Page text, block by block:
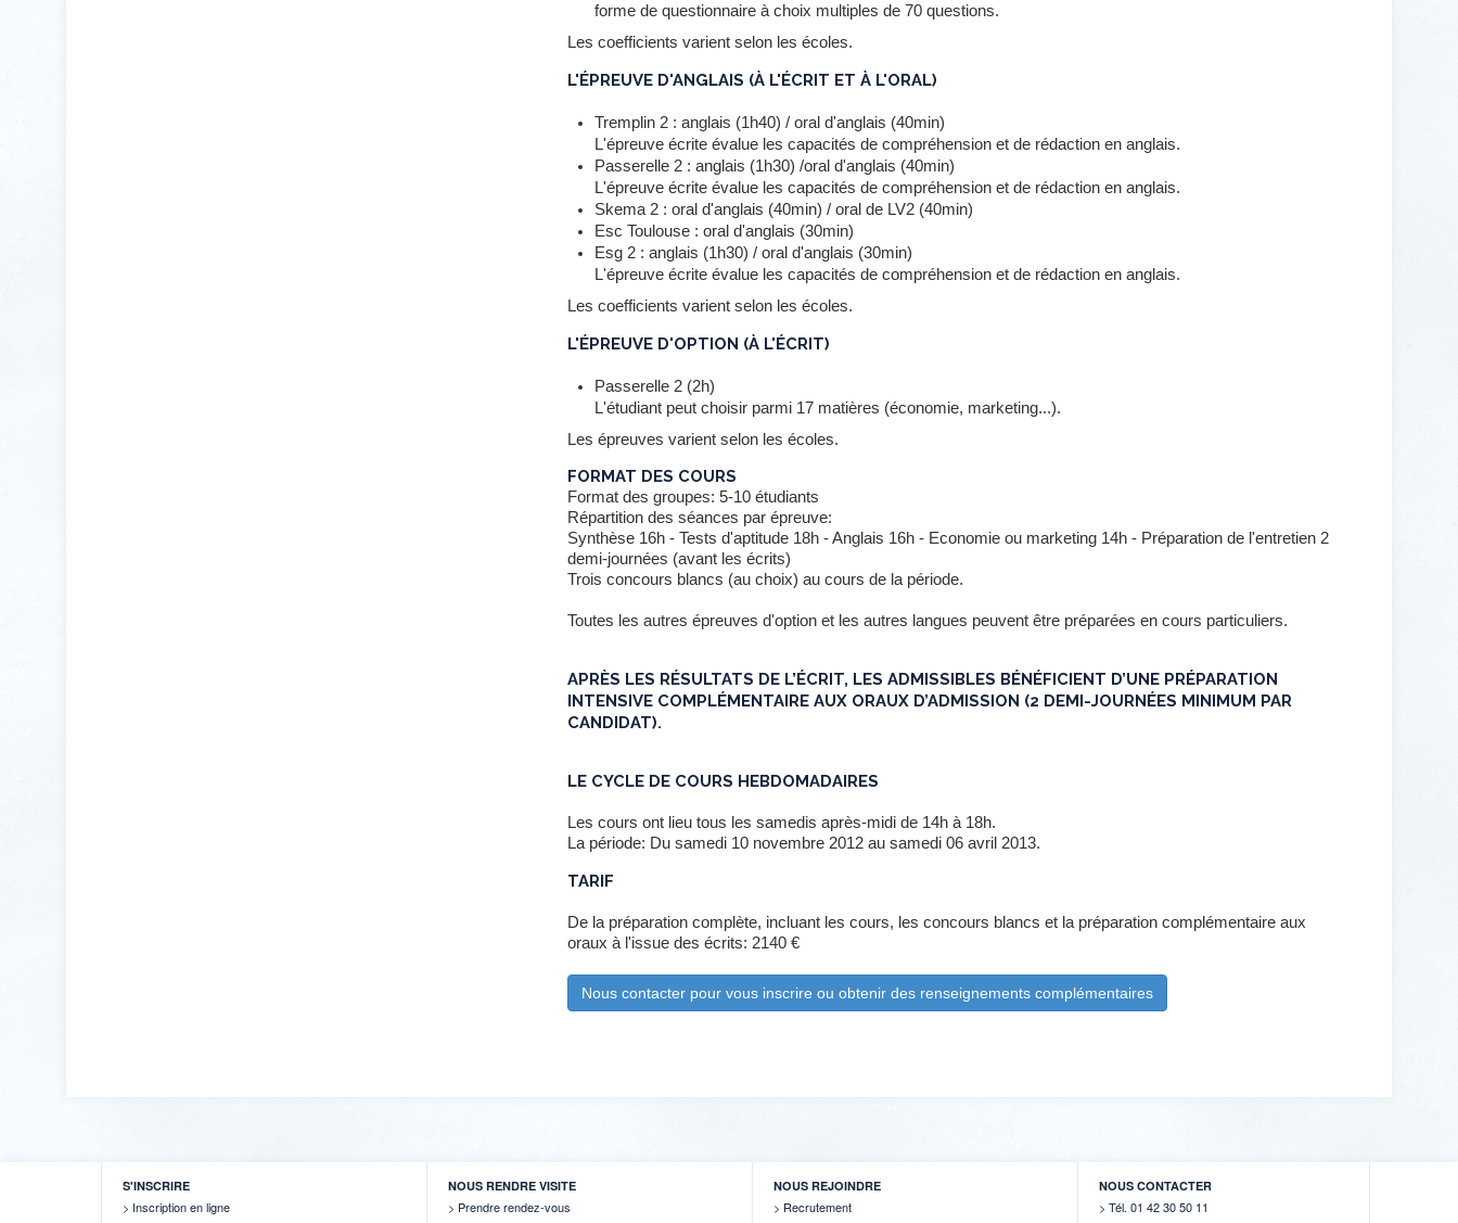
forme de questionnaire à choix multiples de 70 questions.
Les coefficients varient selon les écoles.
L'ÉPREUVE D'ANGLAIS (À L'ÉCRIT ET À L'ORAL)
Tremplin 2 : anglais (1h40) / oral d'anglais (40min)
L'épreuve écrite évalue les capacités de compréhension et de rédaction en anglais.
Passerelle 2 : anglais (1h30) /oral d'anglais (40min)
L'épreuve écrite évalue les capacités de compréhension et de rédaction en anglais.
Skema 2 : oral d'anglais (40min) / oral de LV2 (40min)
Esc Toulouse : oral d'anglais (30min)
Esg 2 : anglais (1h30) / oral d'anglais (30min)
L'épreuve écrite évalue les capacités de compréhension et de rédaction en anglais.
Les coefficients varient selon les écoles.
L'ÉPREUVE D'OPTION (À L'ÉCRIT)
Passerelle 2 (2h)
L'étudiant peut choisir parmi 17 matières (économie, marketing...).
Les épreuves varient selon les écoles.
FORMAT DES COURS
Format des groupes: 5-10 étudiants
Répartition des séances par épreuve:
Synthèse 16h - Tests d'aptitude 18h - Anglais 16h - Economie ou marketing 14h - Préparation de l'entretien 2
demi-journées (avant les écrits)
Trois concours blancs (au choix) au cours de la période.
Toutes les autres épreuves d'option et les autres langues peuvent être préparées en cours particuliers.
APRÈS LES RÉSULTATS DE L’ÉCRIT, LES ADMISSIBLES BÉNÉFICIENT D’UNE PRÉPARATION
INTENSIVE COMPLÉMENTAIRE AUX ORAUX D’ADMISSION (2 DEMI-JOURNÉES MINIMUM PAR
CANDIDAT).
LE CYCLE DE COURS HEBDOMADAIRES
Les cours ont lieu tous les samedis après-midi de 14h à 18h.
La période: Du samedi 10 novembre 2012 au samedi 06 avril 2013.
TARIF
De la préparation complète, incluant les cours, les concours blancs et la préparation complémentaire aux
oraux à l'issue des écrits: 2140 €
Nous contacter pour vous inscrire ou obtenir des renseignements complémentaires
S'INSCRIRE
Inscription en ligne
NOUS RENDRE VISITE
Prendre rendez-vous
NOUS REJOINDRE
Recrutement
NOUS CONTACTER
Tél. 01 42 30 50 11